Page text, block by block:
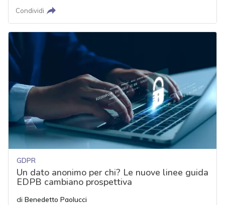
Condividi
GDPR
Un dato anonimo per chi? Le nuove linee guida
EDPB cambiano prospettiva
di Benedetto Paolucci